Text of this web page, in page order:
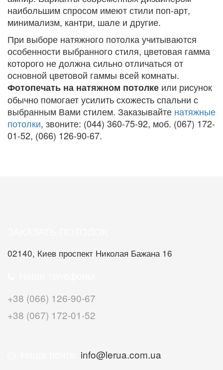
наибольшим спросом имеют стили поп-арт,
минимализм, кантри, шале и другие.
При выборе натяжного потолка учитываются
особенности выбранного стиля, цветовая гамма
которого не должна сильно отличаться от
основной цветовой гаммы всей комнаты.
Фотопечать на натяжном потолке или рисунок
обычно помогает усилить схожесть спальни с
выбранным Вами стилем. Заказывайте натяжные
потолки, звоните: (044) 360-75-92, моб. (067) 172-
01-52, (066) 126-90-67.
02140, Киев проспект Николая Бажана 16
+38 (066) 126-90-67
+38 (067) 172-01-52
info@lerua.com.ua